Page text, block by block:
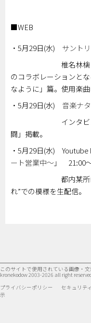
■WEB
・5月29日(水) サント
椎名林檎とサン
のコラボレーションと
なように」篇。使用楽曲
・5月29日(水) 音楽ナ
インタビュー記
闘」掲載。
・5月29日(水) Youtube
ート営業中～」 21:00
都内某所にて営
れ”での模様を生配信。
このサイトで使用されている画像・
kronekodow 2003-2026 all right
プライバシーポリシー
セキュリテ
示